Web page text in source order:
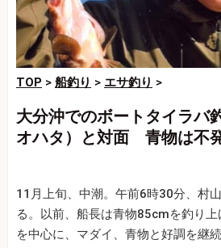
TOP > 船釣り > エサ釣り >
大分沖でのボートタイラバ
オハタ）と対面 青物は不
11月上旬、中潮。午前6時30分、村
る。以前、船長は青物85cmを釣り
を中心に、マダイ、青物と好調を継